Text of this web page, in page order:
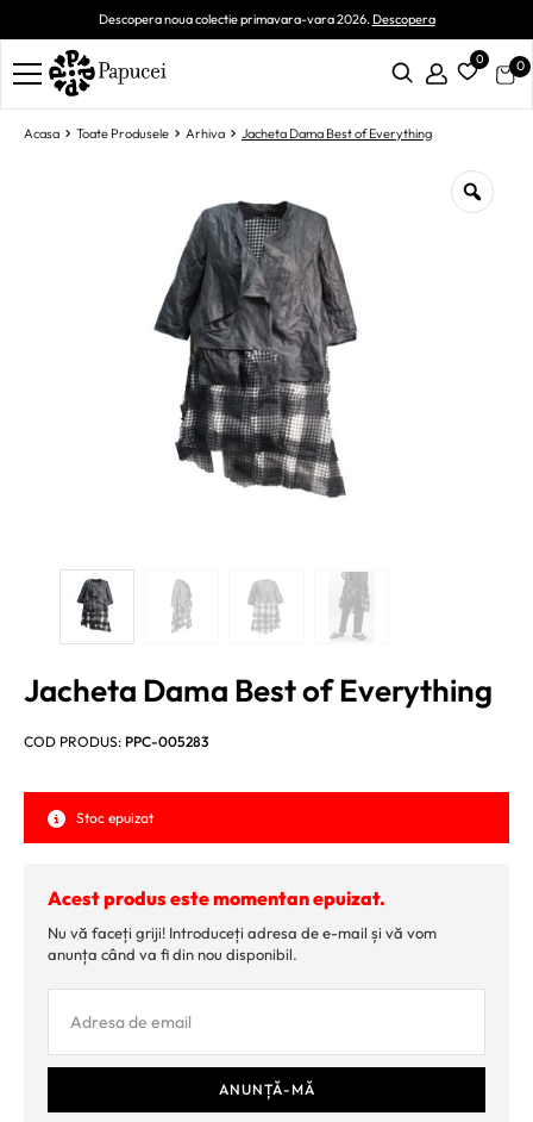
Descopera noua colectie primavara-vara 2026.Descopera
0 0
Acasa Toate Produsele Arhiva Jacheta Dama Best of Everything
Jacheta Dama Best of Everything
COD PRODUS: PPC-005283
Stoc epuizat
Acest produs este momentan epuizat.
Nu vă faceți griji! Introduceți adresa de e-mail și vă vom
anunța când va fi din nou disponibil.